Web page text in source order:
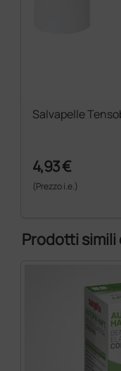
Salvapelle
4,93 €
(Prezzo i.e.)
Prodotti